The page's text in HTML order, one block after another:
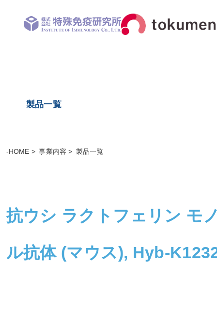
製品一覧
-HOME 事業内容 製品一覧
抗ウシ ラクトフェリン モ
ル抗体 (マウス), Hyb-